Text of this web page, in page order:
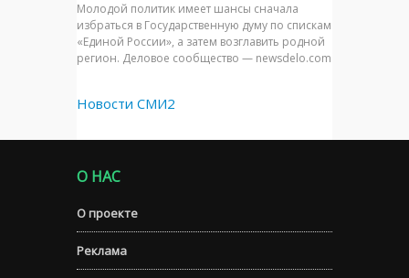
Молодой политик имеет шансы сначала
избраться в Государственную думу по спискам
«Единой России», а затем возглавить родной
регион. Деловое сообщество — newsdelo.com
Новости СМИ2
О НАС
О проекте
Реклама